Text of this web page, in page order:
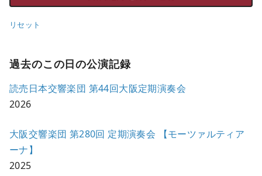
リセット
過去のこの日の公演記録
読売日本交響楽団 第44回大阪定期演奏会
2026
大阪交響楽団 第280回 定期演奏会 【モーツァルティア
ーナ】
2025